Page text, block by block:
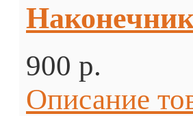
900 p.
Описание